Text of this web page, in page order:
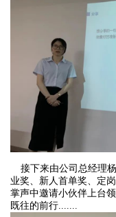
接下来由公司总经理
业奖、新人首单奖、定
掌声中邀请小伙伴上台
既往的前行.......